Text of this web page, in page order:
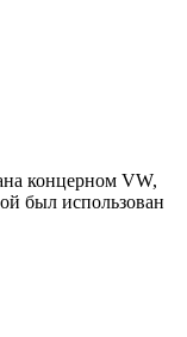
был использован